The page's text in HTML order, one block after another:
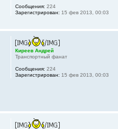
Сообщения: 224
Зарегистрирован: 15 фев 2013, 00:03
Киреев Андрей
Транспортный фанат
Сообщения: 224
Зарегистрирован: 15 фев 2013, 00:03